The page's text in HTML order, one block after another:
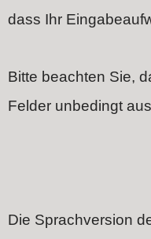
dass Ihr
Bitte beachten Sie,
Felder unbedingt
Die Sprachversion